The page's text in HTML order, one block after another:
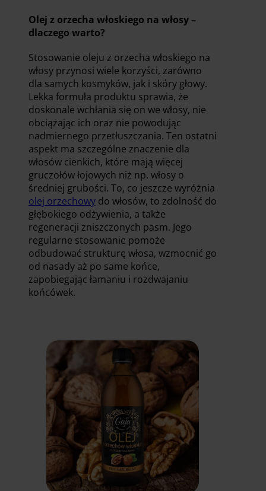
Olej z orzecha włoskiego na włosy –
dlaczego warto?
Stosowanie oleju z orzecha włoskiego na
włosy przynosi wiele korzyści, zarówno
dla samych kosmyków, jak i skóry głowy.
Lekka formuła produktu sprawia, że
doskonale wchłania się on we włosy, nie
obciążając ich oraz nie powodując
nadmiernego przetłuszczania. Ten ostatni
aspekt ma szczególne znaczenie dla
włosów cienkich, które mają więcej
gruczołów łojowych niż np. włosy o
średniej grubości. To, co jeszcze wyróżnia
olej orzechowy do włosów, to zdolność do
głębokiego odżywienia, a także
regeneracji zniszczonych pasm. Jego
regularne stosowanie pomoże
odbudować strukturę włosa, wzmocnić go
od nasady aż po same końce,
zapobiegając łamaniu i rozdwajaniu
końcówek.